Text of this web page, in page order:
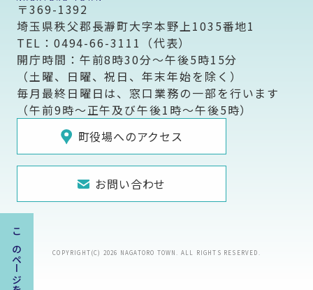
〒369-1392
埼玉県秩父郡長瀞町大字本野上1035番地1
TEL：0494-66-3111（代表）
開庁時間：午前8時30分～午後5時15分
（土曜、日曜、祝日、年末年始を除く）
毎月最終日曜日は、窓口業務の一部を行います
（午前9時～正午及び午後1時～午後5時）
町役場へのアクセス
お問い合わせ
COPYRIGHT(C) 2026 NAGATORO TOWN. ALL RIGHTS RESERVED.